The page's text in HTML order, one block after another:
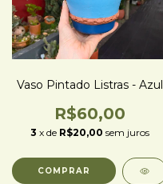
Vaso Pintado Listras - Azul
R$60,00
3 x de R$20,00 sem juros